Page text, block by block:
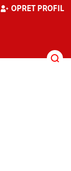
OPRET PROFIL